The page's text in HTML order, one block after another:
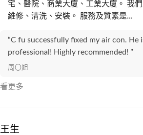
宅、醫院、商業大廈、工業大廈。 我
維修、清洗、安裝。 服務及質素是...
“C fu successfully fixed my air con. He
professional! Highly recommended! ”
周〇姐
看更多
王生